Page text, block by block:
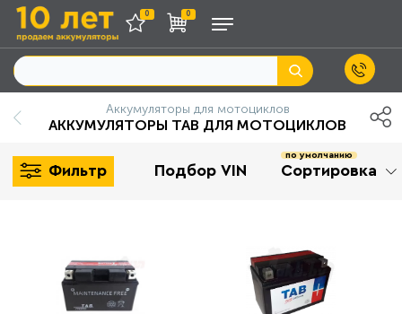
0 0
Аккумуляторы для мотоциклов
АККУМУЛЯТОРЫ TAB ДЛЯ МОТОЦИКЛОВ
Фильтр Подбор VIN Сортировка
по умолчанию